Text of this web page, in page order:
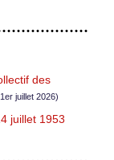
des
juillet 2026)
juillet 1953